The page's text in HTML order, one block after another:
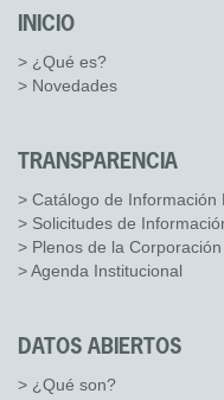
INICIO
> ¿Qué es?
> Novedades
TRANSPARENCIA
> Catálogo de Información
> Solicitudes de
> Plenos de la Corporación
> Agenda Institucional
DATOS ABIERTOS
> ¿Qué son?